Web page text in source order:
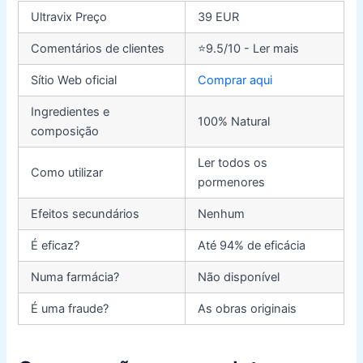
Ultravix Preço 39 EUR
Comentários de clientes ⭐9.5/10 - Ler mais
Sítio Web oficial Comprar aqui
Ingredientes e
composição
100% Natural
Como utilizar
Ler todos os
pormenores
Efeitos secundários Nenhum
É eficaz? Até 94% de eficácia
Numa farmácia? Não disponível
É uma fraude? As obras originais